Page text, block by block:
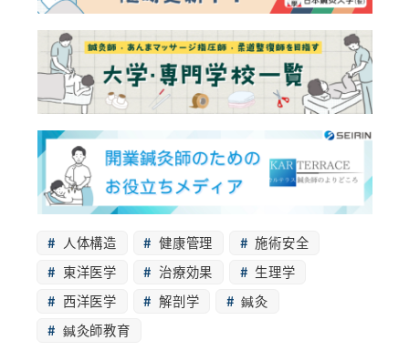
人体構造 健康管理
施術安全
東洋医学
治療効果
生理学
西洋医学
解剖学
鍼灸
鍼灸師教育